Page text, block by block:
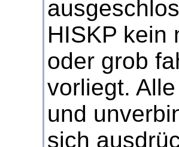
HISKP kein
oder grob
vorliegt.
und
sich